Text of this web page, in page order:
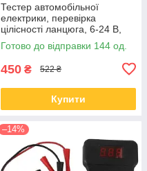
Тестер автомобільної
електрики, перевірка
цілісності ланцюга, 6-24 В,
EM285
Готово до відправки 144 од.
450 ₴ 522 ₴
Купити
–14%